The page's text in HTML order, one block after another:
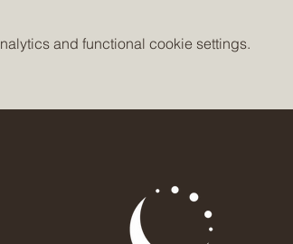
and functional cookie settings.